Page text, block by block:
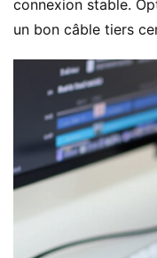
connexion stable.
un bon câble tiers